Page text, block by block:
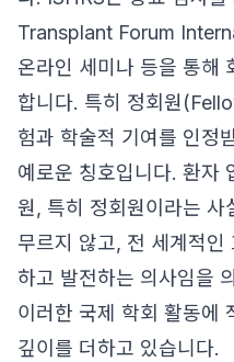
Transplant Forum
온라인 세미나 등을 통해
합니다. 특히 정회원
험과 학술적 기여를 인정
예로운 칭호입니다. 환자
원, 특히 정회원이라는 사
무르지 않고, 전 세계적인
하고 발전하는 의사임을
이러한 국제 학회 활동에
깊이를 더하고 있습니다.